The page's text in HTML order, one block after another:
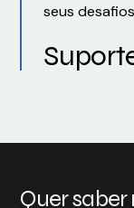
seus
Quer